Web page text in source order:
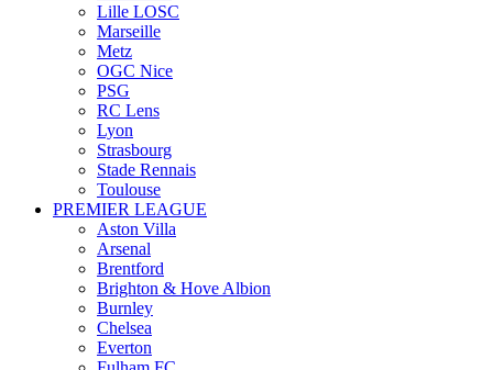
Lille LOSC
Marseille
Metz
OGC Nice
PSG
RC Lens
Lyon
Strasbourg
Stade Rennais
Toulouse
PREMIER LEAGUE
Aston Villa
Arsenal
Brentford
Brighton & Hove Albion
Burnley
Chelsea
Everton